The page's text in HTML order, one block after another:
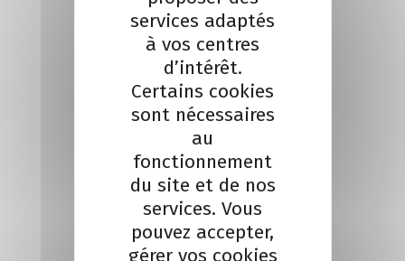
Localisation
Téléphone : 04 93 13 73 00
services adaptés
à vos centres
d’intérêt.
Certains cookies
sont nécessaires
au
fonctionnement
du site et de nos
services. Vous
pouvez accepter,
gérer vos cookies